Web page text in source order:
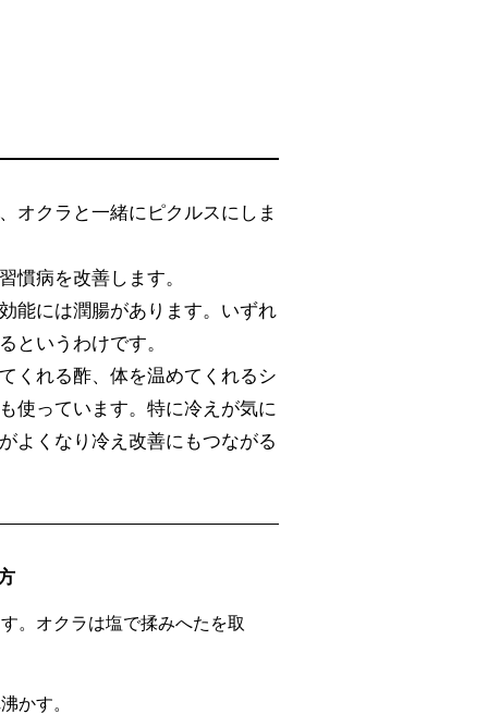
オクラと一緒にピクルスにしま
慣病を改善します。
能には潤腸があります。いずれ
というわけです。
くれる酢、体を温めてくれるシ
使っています。特に冷えが気に
よくなり冷え改善にもつながる
。オクラは塩で揉みへたを取
かす。